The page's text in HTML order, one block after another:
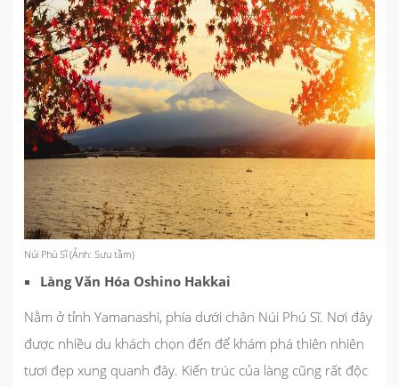
Núi Phú Sĩ (Ảnh: Sưu tầm)
Làng Văn Hóa Oshino Hakkai
Nằm ở tỉnh Yamanashi, phía dưới chân Núi Phú Sĩ. Nơi đây
được nhiều du khách chọn đến để khám phá thiên nhiên
tươi đẹp xung quanh đây. Kiến trúc của làng cũng rất độc